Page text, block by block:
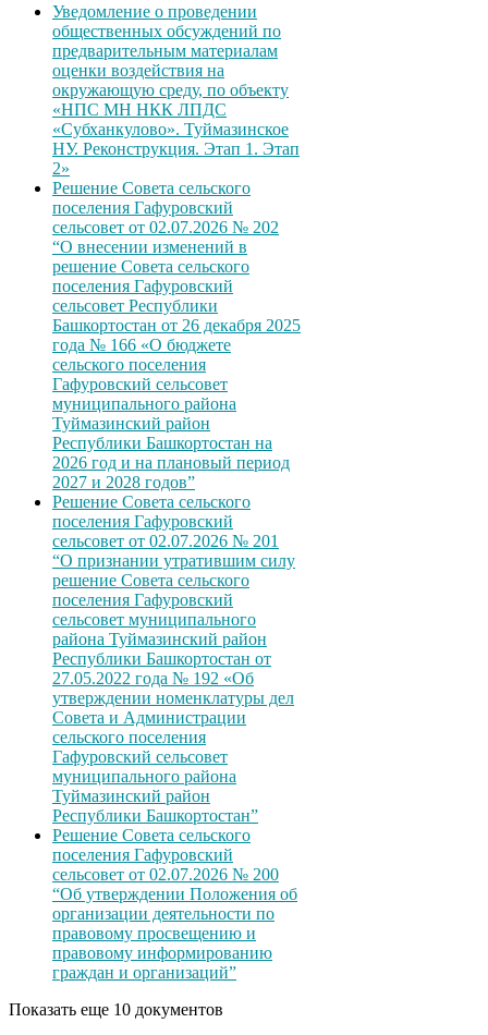
Уведомление о проведении
общественных обсуждений по
предварительным материалам
оценки воздействия на
окружающую среду, по объекту
«НПС МН НКК ЛПДС
«Субханкулово». Туймазинское
НУ. Реконструкция. Этап 1. Этап
2»
Решение Совета сельского
поселения Гафуровский
сельсовет от 02.07.2026 № 202
“О внесении изменений в
решение Совета сельского
поселения Гафуровский
сельсовет Республики
Башкортостан от 26 декабря 2025
года № 166 «О бюджете
сельского поселения
Гафуровский сельсовет
муниципального района
Туймазинский район
Республики Башкортостан на
2026 год и на плановый период
2027 и 2028 годов”
Решение Совета сельского
поселения Гафуровский
сельсовет от 02.07.2026 № 201
“О признании утратившим силу
решение Совета сельского
поселения Гафуровский
сельсовет муниципального
района Туймазинский район
Республики Башкортостан от
27.05.2022 года № 192 «Об
утверждении номенклатуры дел
Совета и Администрации
сельского поселения
Гафуровский сельсовет
муниципального района
Туймазинский район
Республики Башкортостан”
Решение Совета сельского
поселения Гафуровский
сельсовет от 02.07.2026 № 200
“Об утверждении Положения об
организации деятельности по
правовому просвещению и
правовому информированию
граждан и организаций”
Показать еще 10 документов